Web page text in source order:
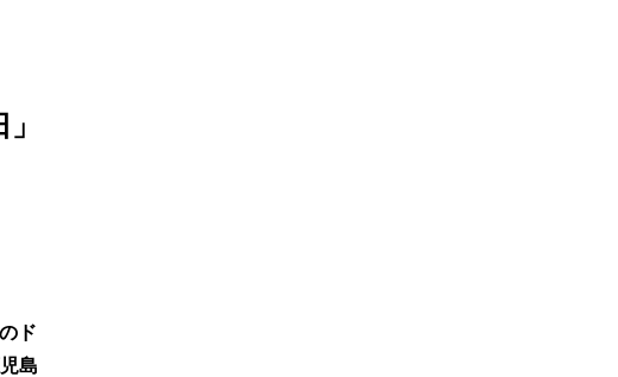
ド
島